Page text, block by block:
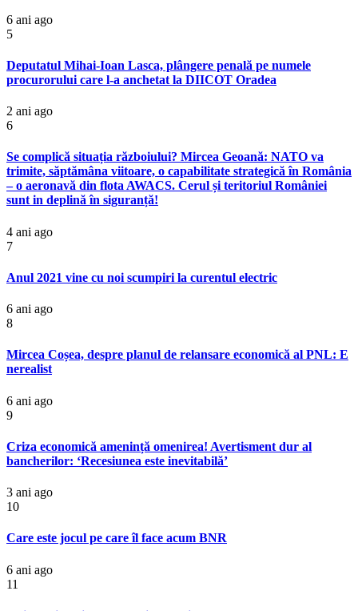
6 ani ago
5
Deputatul Mihai-Ioan Lasca, plângere penală pe numele
procurorului care l-a anchetat la DIICOT Oradea
2 ani ago
6
Se complică situația războiului? Mircea Geoană: NATO va
trimite, săptămâna viitoare, o capabilitate strategică în România
– o aeronavă din flota AWACS. Cerul și teritoriul României
sunt in deplină în siguranță!
4 ani ago
7
Anul 2021 vine cu noi scumpiri la curentul electric
6 ani ago
8
Mircea Coșea, despre planul de relansare economică al PNL: E
nerealist
6 ani ago
9
Criza economică amenință omenirea! Avertisment dur al
bancherilor: ‘Recesiunea este inevitabilă’
3 ani ago
10
Care este jocul pe care îl face acum BNR
6 ani ago
11